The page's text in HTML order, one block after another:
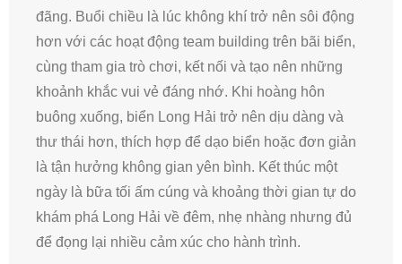
đãng. Buổi chiều là lúc không khí trở nên sôi động
hơn với các hoạt động team building trên bãi biển,
cùng tham gia trò chơi, kết nối và tạo nên những
khoảnh khắc vui vẻ đáng nhớ. Khi hoàng hôn
buông xuống, biển Long Hải trở nên dịu dàng và
thư thái hơn, thích hợp để dạo biển hoặc đơn giản
là tận hưởng không gian yên bình. Kết thúc một
ngày là bữa tối ấm cúng và khoảng thời gian tự do
khám phá Long Hải về đêm, nhẹ nhàng nhưng đủ
để đọng lại nhiều cảm xúc cho hành trình.